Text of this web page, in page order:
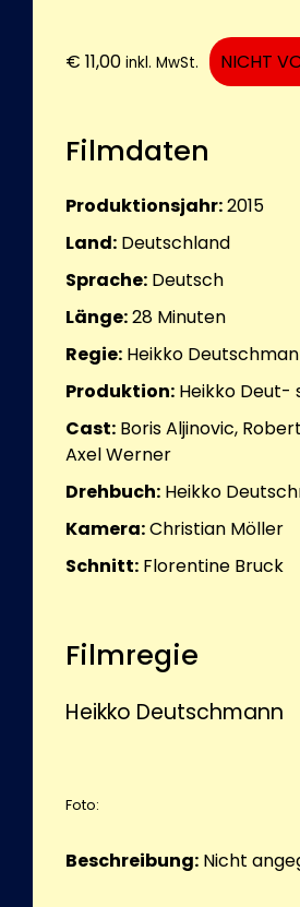
€ 11,00 inkl. MwSt. NICHT
Filmdaten
Produktionsjahr:2015
Land: Deutschland
Sprache: Deutsch
Länge:28 Minuten
Regie: Heikko
Produktion: Heikko Deut-
Cast: Boris Aljinovic,
Axel Werner
Drehbuch: Heikko
Kamera:Christian Möller
Schnitt: Florentine Bruck
Filmregie
Heikko Deutschmann
Foto:
Beschreibung: Nicht